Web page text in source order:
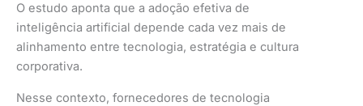
O estudo aponta que a adoção efetiva de
inteligência artificial depende cada vez mais de
alinhamento entre tecnologia, estratégia e cultura
corporativa.
Nesse contexto, fornecedores de tecnologia